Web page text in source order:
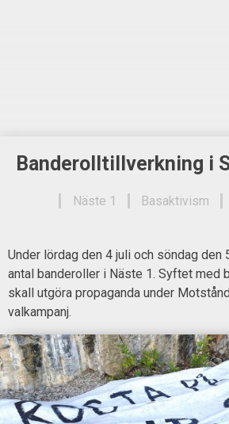
Banderolltillverkning i
Basaktivism
Näste 1
Under lördag den 4 juli och söndag
antal banderoller i Näste 1. Syftet med
skall utgöra propaganda under
valkampanj.